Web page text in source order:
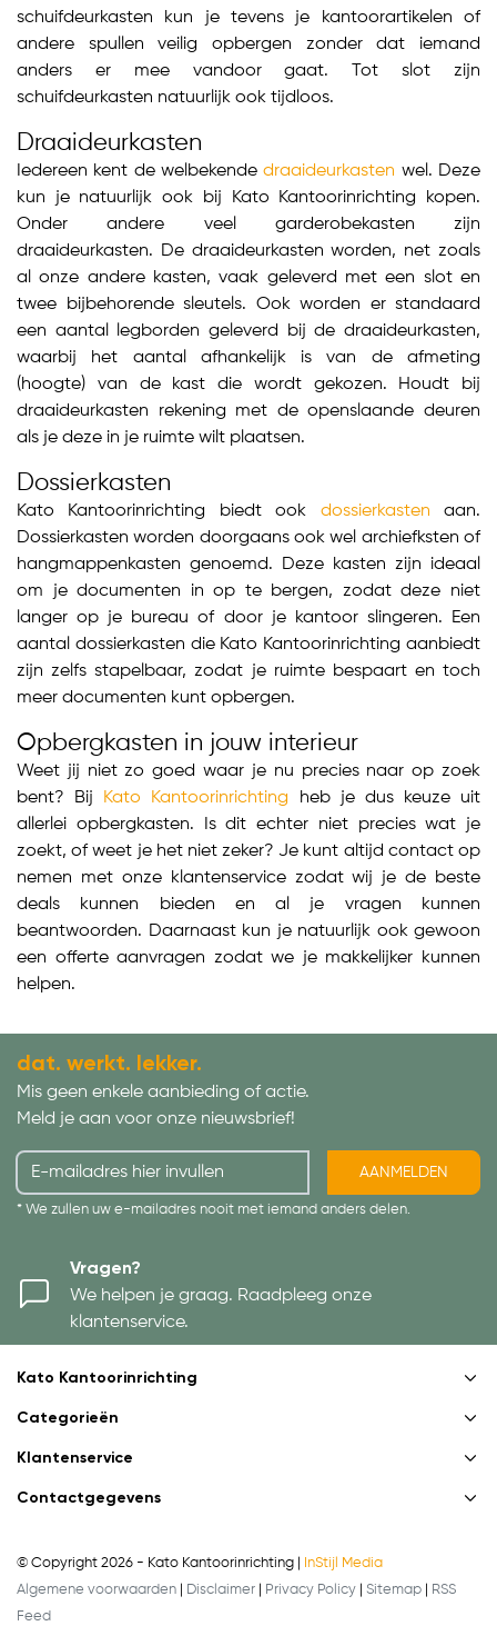
schuifdeurkasten kun je tevens je kantoorartikelen of
andere spullen veilig opbergen zonder dat iemand
anders er mee vandoor gaat. Tot slot zijn
schuifdeurkasten natuurlijk ook tijdloos.
Draaideurkasten
Iedereen kent de welbekendedraaideurkasten wel. Deze
kun je natuurlijk ook bij Kato Kantoorinrichting kopen.
Onder andere veel garderobekasten zijn
draaideurkasten. De draaideurkasten worden, net zoals
al onze andere kasten, vaak geleverd met een slot en
twee bijbehorende sleutels. Ook worden er standaard
een aantal legborden geleverd bij de draaideurkasten,
waarbij het aantal afhankelijk is van de afmeting
(hoogte) van de kast die wordt gekozen. Houdt bij
draaideurkasten rekening met de openslaande deuren
als je deze in je ruimte wilt plaatsen.
Dossierkasten
Kato Kantoorinrichting biedt ook dossierkasten aan.
Dossierkasten worden doorgaans ook wel archiefksten of
hangmappenkasten genoemd. Deze kasten zijn ideaal
om je documenten in op te bergen, zodat deze niet
langer op je bureau of door je kantoor slingeren. Een
aantal dossierkasten die Kato Kantoorinrichting aanbiedt
zijn zelfs stapelbaar, zodat je ruimte bespaart en toch
meer documenten kunt opbergen.
Opbergkasten in jouw interieur
Weet jij niet zo goed waar je nu precies naar op zoek
bent? Bij Kato Kantoorinrichting heb je dus keuze uit
allerlei opbergkasten. Is dit echter niet precies wat je
zoekt, of weet je het niet zeker? Je kunt altijd contact op
nemen met onze klantenservice zodat wij je de beste
deals kunnen bieden en al je vragen kunnen
beantwoorden. Daarnaast kun je natuurlijk ook gewoon
een offerte aanvragen zodat we je makkelijker kunnen
helpen.
dat. werkt. lekker.
Mis geen enkele aanbieding of actie.
Meld je aan voor onze nieuwsbrief!
AANMELDEN
* We zullen uw e-mailadres nooit met iemand anders delen.
Vragen?
We helpen je graag. Raadpleeg onze
klantenservice.
Kato Kantoorinrichting
Categorieën
Klantenservice
Contactgegevens
© Copyright 2026 - Kato Kantoorinrichting |
InStijl Media
Algemene voorwaarden
Disclaimer Privacy Policy Sitemap
RSS
Feed